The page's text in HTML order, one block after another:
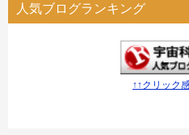
人気ブログランキング
↑↑クリック